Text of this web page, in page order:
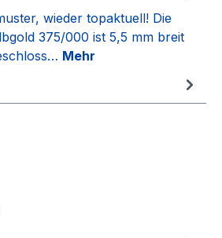
wieder topaktuell! Die
375/000 ist 5,5 mm breit
Mehr